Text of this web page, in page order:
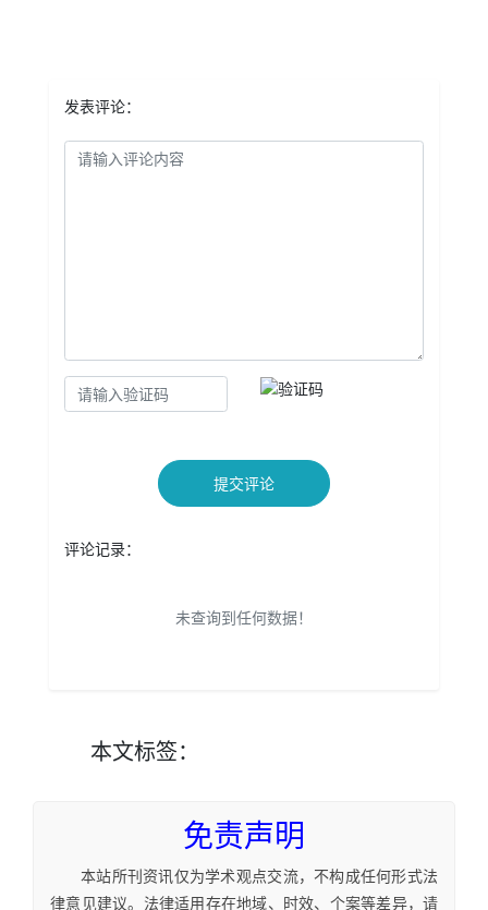
发表评论：
提交评论
评论记录：
未查询到任何数据！
本文标签：
免责声明
本站所刊资讯仅为学术观点交流，不构成任何形式法
律意见建议。法律适用存在地域、时效、个案等差异，请